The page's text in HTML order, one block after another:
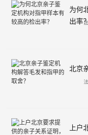
为何
出率
北京
上户